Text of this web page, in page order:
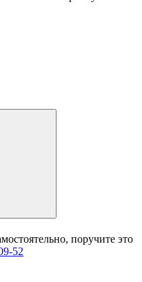
поручите это
52